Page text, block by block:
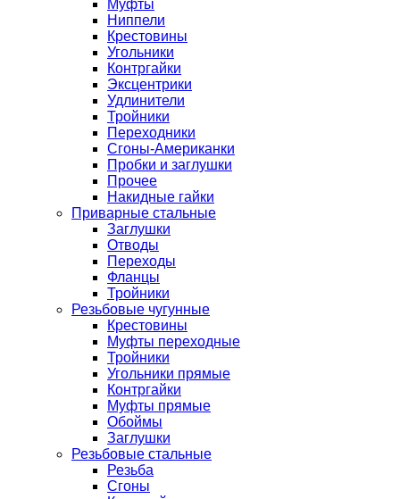
Муфты
Ниппели
Крестовины
Угольники
Контргайки
Эксцентрики
Удлинители
Тройники
Переходники
Сгоны-Американки
Пробки и заглушки
Прочее
Накидные гайки
Приварные стальные
Заглушки
Отводы
Переходы
Фланцы
Тройники
Резьбовые чугунные
Крестовины
Муфты переходные
Тройники
Угольники прямые
Контргайки
Муфты прямые
Обоймы
Заглушки
Резьбовые стальные
Резьба
Сгоны